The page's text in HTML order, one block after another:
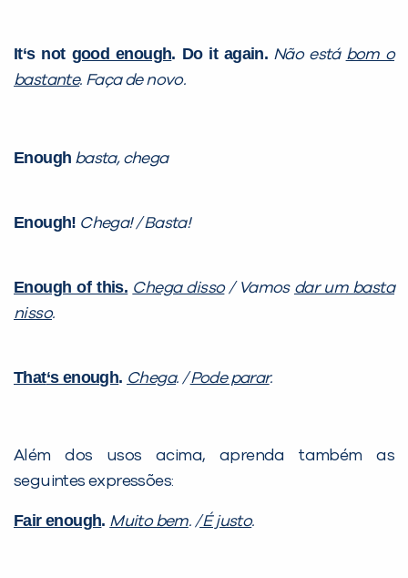
It‘s not good enough. Do it again. Não está bom o
bastante. Faça de novo.
Enough basta, chega
Enough! Chega! / Basta!
Enough of this. Chega disso/ Vamos dar um basta
nisso.
That‘s enough. Chega. /Pode parar.
Além dos usos acima, aprenda também as
seguintes expressões:
Fair enough. Muito bem. /É justo.